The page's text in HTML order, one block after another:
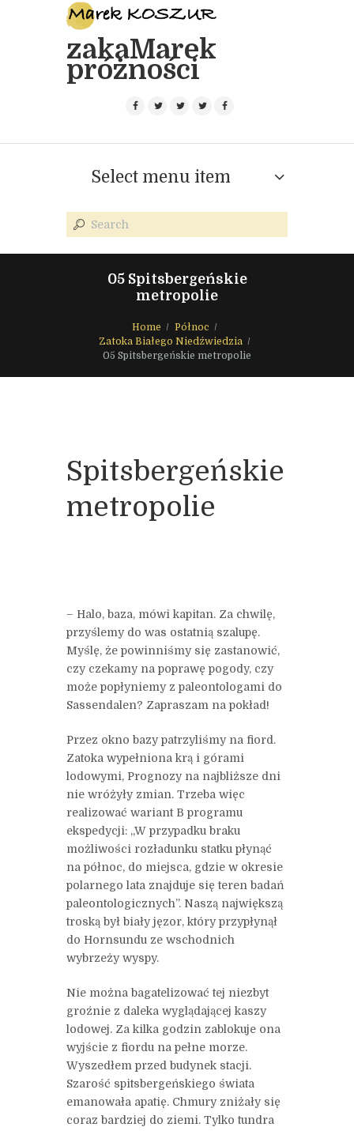
zakaMarek
próżności
Select menu item
05 Spitsbergeńskie
metropolie
Home
Północ
Zatoka Białego Niedźwiedzia
05 Spitsbergeńskie metropolie
Spitsbergeńskie
metropolie
– Halo, baza, mówi kapitan. Za chwilę,
przyślemy do was ostatnią szalupę.
Myślę, że powinniśmy się zastanowić,
czy czekamy na poprawę pogody, czy
może popłyniemy z paleontologami do
Sassendalen? Zapraszam na pokład!
Przez okno bazy patrzyliśmy na fiord.
Zatoka wypełniona krą i górami
lodowymi, Prognozy na najbliższe dni
nie wróżyły zmian. Trzeba więc
realizować wariant B programu
ekspedycji: „W przypadku braku
możliwości rozładunku statku płynąć
na północ, do miejsca, gdzie w okresie
polarnego lata znajduje się teren badań
paleontologicznych”. Naszą największą
troską był biały jęzor, który przypłynął
do Hornsundu ze wschodnich
wybrzeży wyspy.
Nie można bagatelizować tej niezbyt
groźnie z daleka wyglądającej kaszy
lodowej. Za kilka godzin zablokuje ona
wyjście z fiordu na pełne morze.
Wyszedłem przed budynek stacji.
Szarość spitsbergeńskiego świata
emanowała apatię. Chmury zniżały się
coraz bardziej do ziemi. Tylko tundra